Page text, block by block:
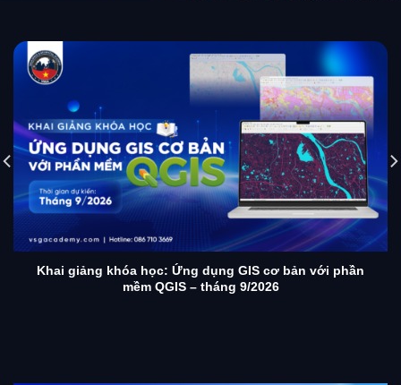
Khai giảng khóa học: Ứng dụng GIS cơ bản với phần
mềm QGIS – tháng 9/2026